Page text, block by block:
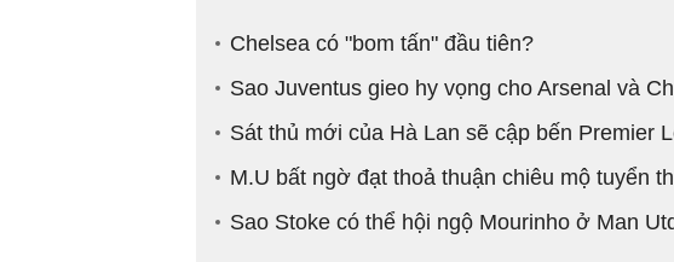
Chelsea có "bom tấn" đầu tiên?
Sao Juventus gieo hy vọng cho Arsenal và
Sát thủ mới của Hà Lan sẽ cập bến Premier
M.U bất ngờ đạt thoả thuận chiêu mộ tuyển
Sao Stoke có thể hội ngộ Mourinho ở Man